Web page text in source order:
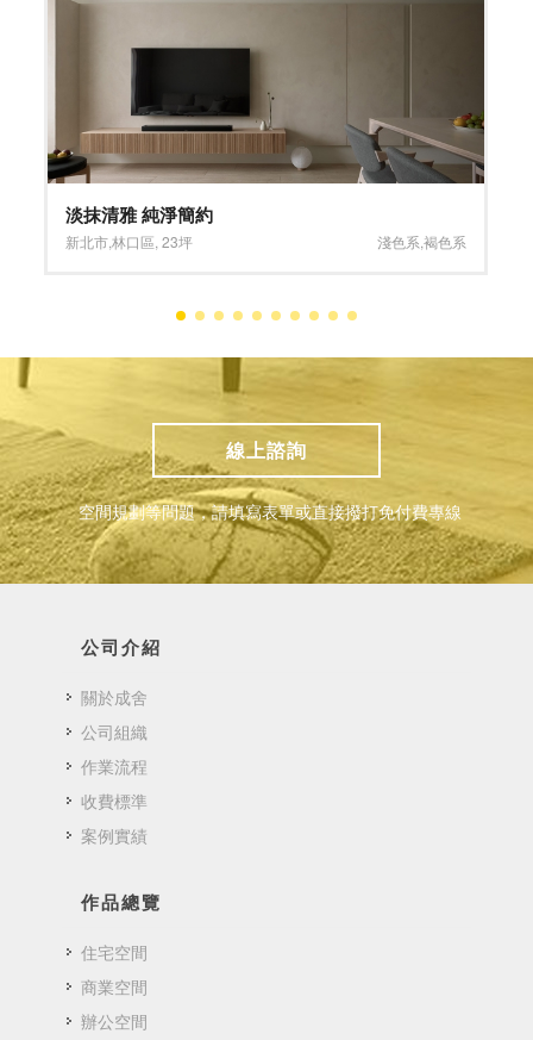
極淨舒適 開放居家
台北市,南港區, 淺色系
線上諮詢
空間規劃等問題，請填寫表單或直接撥打免付費專線
公司介紹
關於成舍
公司組織
作業流程
收費標準
案例實績
作品總覽
住宅空間
商業空間
辦公空間